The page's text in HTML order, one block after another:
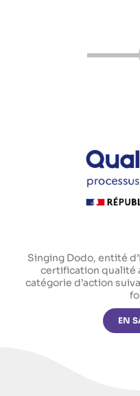
Singing Dodo, entité
certification qualité
catégorie d’action
EN